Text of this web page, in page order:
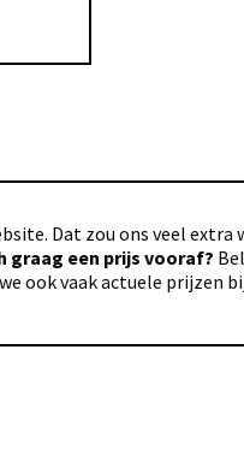
Dat zou ons veel
graag een prijs vooraf?
ook vaak actuele prijzen